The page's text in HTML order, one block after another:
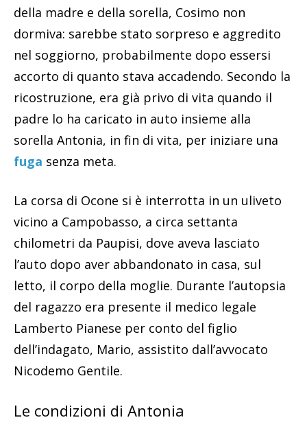
della madre e della sorella, Cosimo non
dormiva: sarebbe stato sorpreso e aggredito
nel soggiorno, probabilmente dopo essersi
accorto di quanto stava accadendo. Secondo la
ricostruzione, era già privo di vita quando il
padre lo ha caricato in auto insieme alla
sorella Antonia, in fin di vita, per iniziare una
fuga senza meta.
La corsa di Ocone si è interrotta in un uliveto
vicino a Campobasso, a circa settanta
chilometri da Paupisi, dove aveva lasciato
l’auto dopo aver abbandonato in casa, sul
letto, il corpo della moglie. Durante l’autopsia
del ragazzo era presente il medico legale
Lamberto Pianese per conto del figlio
dell’indagato, Mario, assistito dall’avvocato
Nicodemo Gentile.
Le condizioni di Antonia